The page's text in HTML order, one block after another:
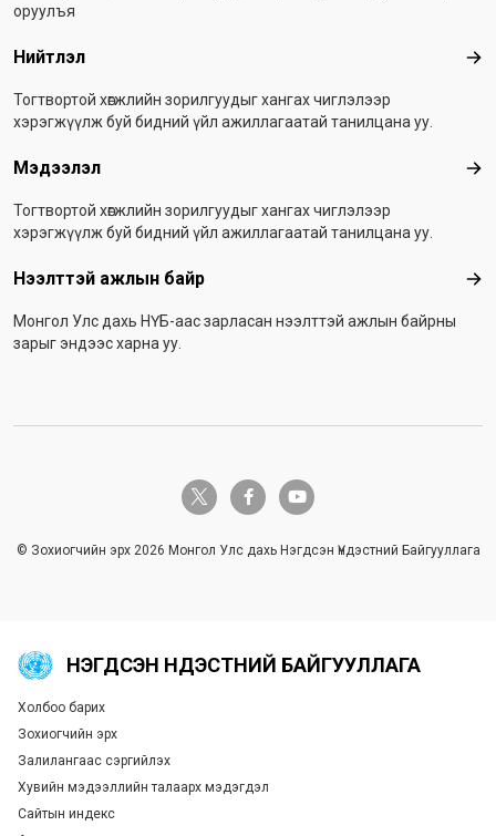
оруулъя
Нийтлэл
Тогтвортой хөгжлийн зорилгуудыг хангах чиглэлээр
хэрэгжүүлж буй бидний үйл ажиллагаатай танилцана уу.
Мэдээлэл
Тогтвортой хөгжлийн зорилгуудыг хангах чиглэлээр
хэрэгжүүлж буй бидний үйл ажиллагаатай танилцана уу.
Нээлттэй ажлын байр
Монгол Улс дахь НҮБ-аас зарласан нээлттэй ажлын байрны
зарыг эндээс харна уу.
twitter-x facebook-fyoutube
© Зохиогчийн эрх 2026 Монгол Улс дахь Нэгдсэн Үндэстний Байгууллага
НЭГДСЭН ҮНДЭСТНИЙ БАЙГУУЛЛАГА
Global U.N. menu
Холбоо барих
Зохиогчийн эрх
Залилангаас сэргийлэх
Хувийн мэдээллийн талаарх мэдэгдэл
Сайтын индекс